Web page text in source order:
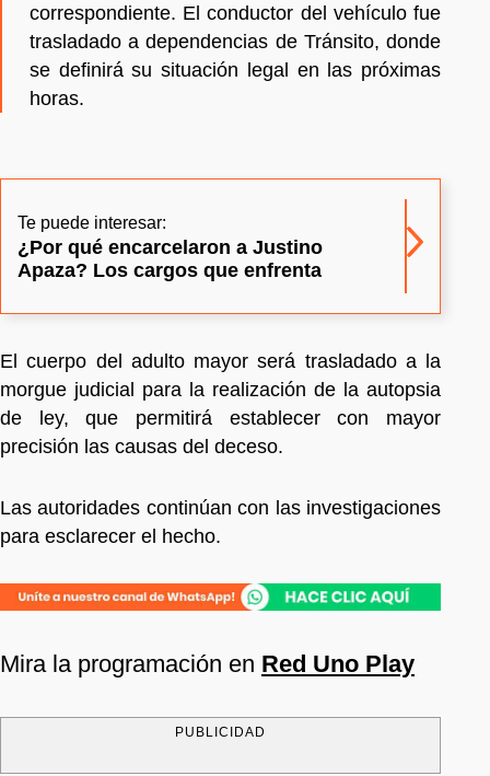
correspondiente. El conductor del vehículo fue
trasladado a dependencias de Tránsito, donde
se definirá su situación legal en las próximas
horas.
Te puede interesar:
¿Por qué encarcelaron a Justino
Apaza? Los cargos que enfrenta
El cuerpo del adulto mayor será trasladado a la
morgue judicial para la realización de la autopsia
de ley, que permitirá establecer con mayor
precisión las causas del deceso.
Las autoridades continúan con las investigaciones
para esclarecer el hecho.
Mira la programación en Red Uno Play
PUBLICIDAD